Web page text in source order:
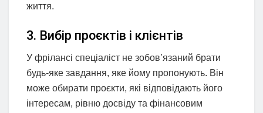
життя.
3. Вибір проєктів і клієнтів
У фрілансі спеціаліст не зобов’язаний брати
будь-яке завдання, яке йому пропонують. Він
може обирати проєкти, які відповідають його
інтересам, рівню досвіду та фінансовим